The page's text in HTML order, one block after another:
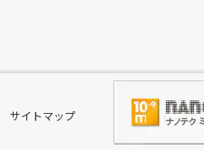
サイトマップ